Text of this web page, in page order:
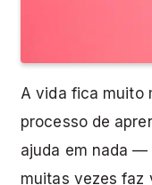
A vida fica muito
processo de
ajuda em nada —
muitas vezes faz